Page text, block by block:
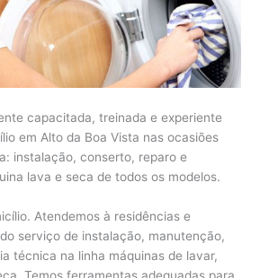
capacitada, treinada e experiente
em Alto da Boa Vista nas ocasiões
instalação, conserto, reparo e
lava e seca de todos os modelos.
Atendemos à residências e
serviço de instalação, manutenção,
técnica na linha máquinas de lavar,